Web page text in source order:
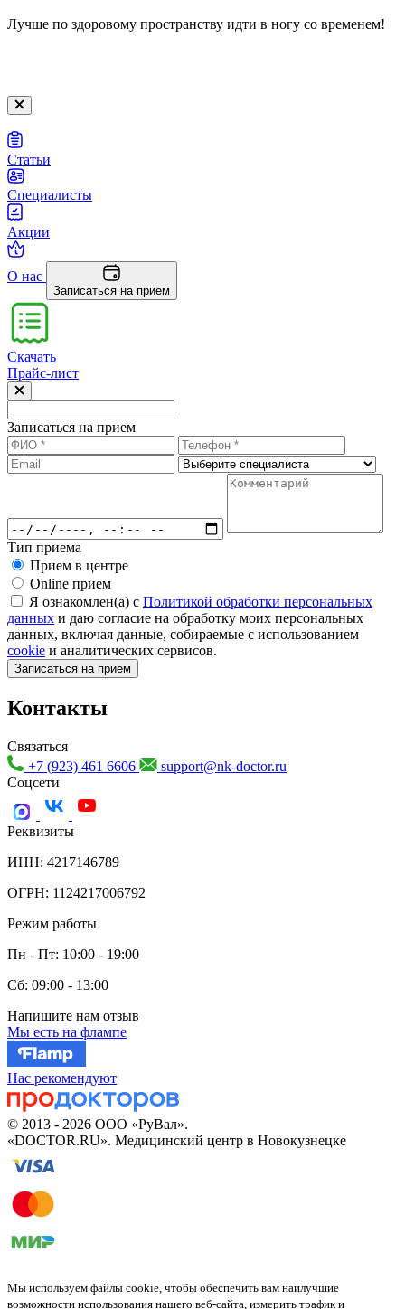
Лучше по здоровому пространству идти в ногу со временем!
Статьи
Специалисты
Акции
О нас
Записаться на прием
Скачать
Прайс-лист
Записаться на прием
Тип приема
Прием в центре
Online прием
Я ознакомлен(а) с Политикой обработки персональных
данных и даю согласие на обработку моих персональных
данных, включая данные, собираемые с использованием
cookie и аналитических сервисов.
Записаться на прием
Контакты
Связаться
+7 (923) 461 6606
support@nk-doctor.ru
Соцсети
Реквизиты
ИНН: 4217146789
ОГРН: 1124217006792
Режим работы
Пн - Пт: 10:00 - 19:00
Сб: 09:00 - 13:00
Напишите нам отзыв
Мы есть на флампе
Нас рекомендуют
© 2013 - 2026 ООО «РуВал».
«DOCTOR.RU». Медицинский центр в Новокузнецке
Мы используем файлы cookie, чтобы обеспечить вам наилучшие
возможности использования нашего веб-сайта, измерить трафик и